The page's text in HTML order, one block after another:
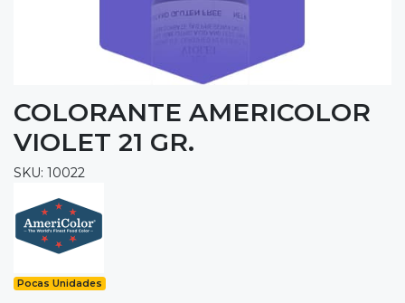
COLORANTE AMERICOLOR
VIOLET 21 GR.
SKU: 10022
Pocas Unidades